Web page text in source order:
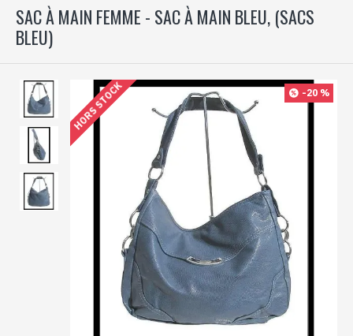
SAC À MAIN FEMME - SAC À MAIN BLEU, (SACS
BLEU)
-20 %
HORS STOCK